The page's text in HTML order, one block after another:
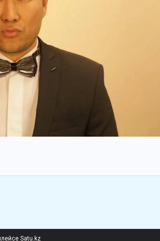
Satu.kz